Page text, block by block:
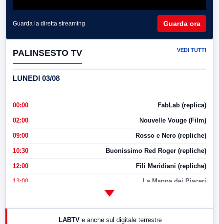
Guarda la diretta streaming Guarda ora
PALINSESTO TV VEDI TUTTI
LUNEDI 03/08
00:00 FabLab (replica)
02:00 Nouvelle Vouge (Film)
09:00 Rosso e Nero (repliche)
10:30 Buonissimo Red Roger (repliche)
12:00 Fili Meridiani (repliche)
13:00 La Mappa dei Piaceri
17:00 LabNews (replica)
LABTV e anche sul digitale terrestre